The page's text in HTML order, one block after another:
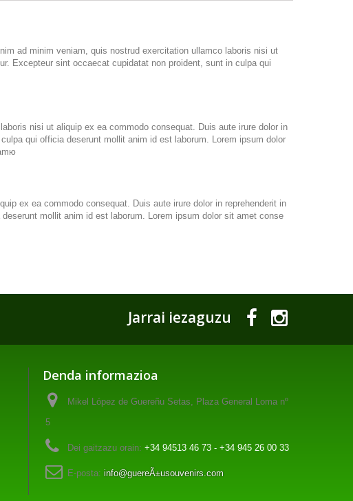
ad minim veniam, quis nostrud exercitation ullamco laboris nisi ut
Excepteur sint occaecat cupidatat non proident, sunt in culpa qui
nisi ut aliquip ex ea commodo consequat. Duis aute irure dolor in
qui officia deserunt mollit anim id est laborum. Lorem ipsum dolor
ex ea commodo consequat. Duis aute irure dolor in reprehenderit in
mollit anim id est laborum. Lorem ipsum dolor sit amet conse
Jarrai iezaguzu
Denda informazioa
Mikel López de Guereñu Setas, Plaza General Loma nº
5
Dei gaitzazu orain: +34 94513 46 73 - +34 945 26 00 33
E-posta: info@guereÃ±usouvenirs.com